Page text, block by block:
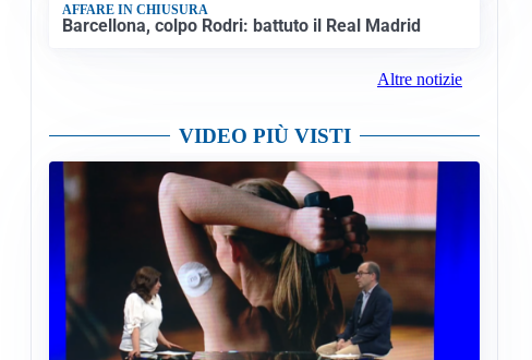
AFFARE IN CHIUSURA
Barcellona, colpo Rodri: battuto il Real Madrid
Altre notizie
VIDEO PIÙ VISTI